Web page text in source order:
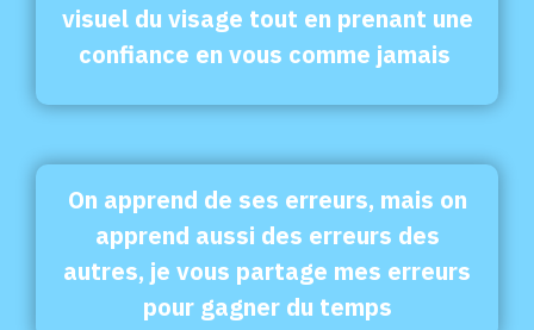
visuel du visage tout en prenant une
confiance en vous comme jamais
On apprend de ses erreurs, mais on
apprend aussi des erreurs des
autres, je vous partage mes erreurs
pour gagner du temps